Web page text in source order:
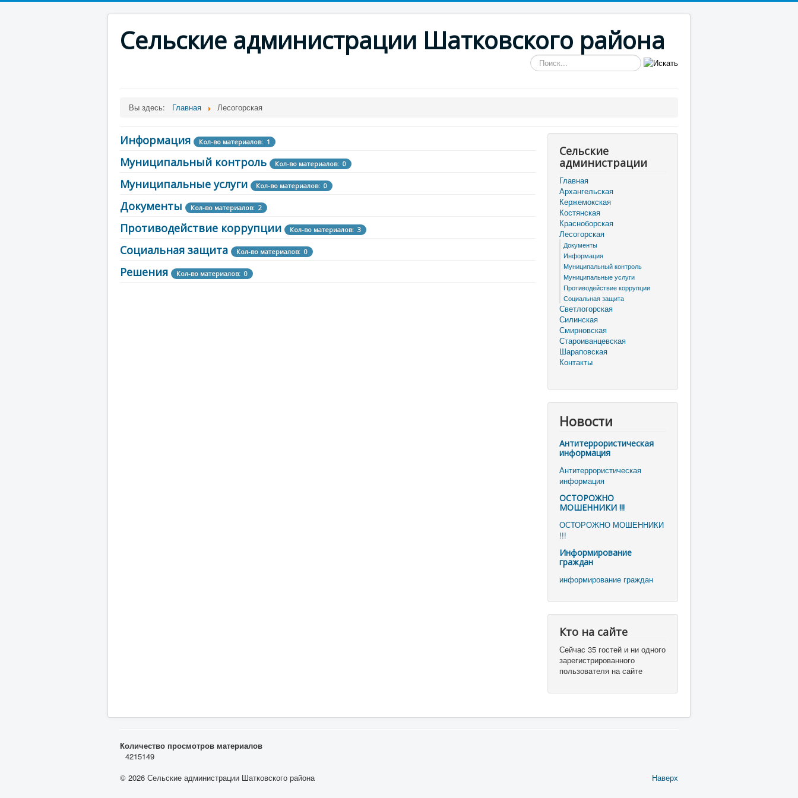
Сельские администрации Шатковского района
Искать...
Вы здесь: Главная Лесогорская
Информация Кол-во материалов: 1
Муниципальный контроль Кол-во материалов: 0
Муниципальные услуги Кол-во материалов: 0
Документы Кол-во материалов: 2
Противодействие коррупции Кол-во материалов: 3
Социальная защита Кол-во материалов: 0
Решения Кол-во материалов: 0
Сельские
администрации
Главная
Архангельская
Кержемокская
Костянская
Красноборская
Лесогорская
Документы
Информация
Муниципальный контроль
Муниципальные услуги
Противодействие коррупции
Социальная защита
Светлогорская
Силинская
Смирновская
Староиванцевская
Шараповская
Контакты
Новости
Антитеррористическая
информация
Антитеррористическая
информация
ОСТОРОЖНО
МОШЕННИКИ !!!
ОСТОРОЖНО МОШЕННИКИ
!!!
Информирование
граждан
информирование граждан
Кто на сайте
Сейчас 35 гостей и ни одного
зарегистрированного
пользователя на сайте
Количество просмотров материалов
4215149
Наверх
© 2026 Сельские администрации Шатковского района